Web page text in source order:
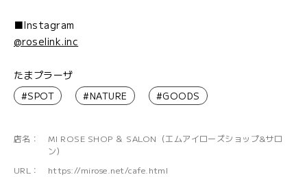
■Instagram
@roselink.inc
たまプラーザ
#SPOT #NATURE #GOODS
店名：
MI ROSE SHOP ＆ SALON（エムアイローズショップ&サロ
ン）
URL：
https://mirose.net/cafe.html